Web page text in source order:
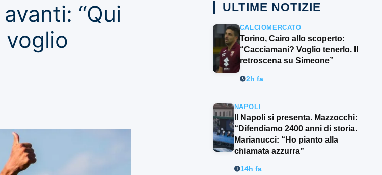
“Qui
voglio
ULTIME NOTIZIE
CALCIOMERCATO
Torino, Cairo allo scoperto:
“Cacciamani? Voglio tenerlo. Il
retroscena su Simeone”
2h fa
NAPOLI
Il Napoli si presenta. Mazzocchi:
“Difendiamo 2400 anni di storia.
Marianucci: “Ho pianto alla
chiamata azzurra”
14h fa